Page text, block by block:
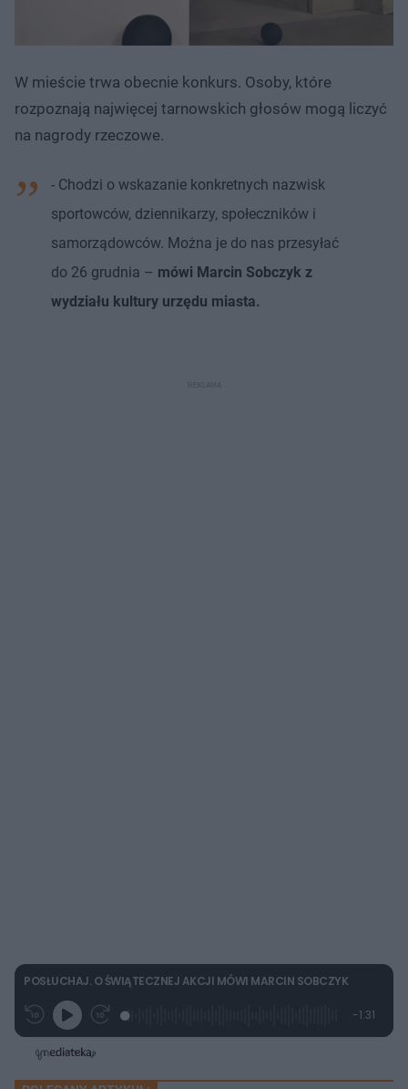
W mieście trwa obecnie konkurs. Osoby, które
rozpoznają najwięcej tarnowskich głosów mogą liczyć
na nagrody rzeczowe.
- Chodzi o wskazanie konkretnych nazwisk
sportowców, dziennikarzy, społeczników i
samorządowców. Można je do nas przesyłać
do 26 grudnia – mówi Marcin Sobczyk z
wydziału kultury urzędu miasta.
POSŁUCHAJ. O ŚWIĄTECZNEJ AKCJI MÓWI MARCIN SOBCZYK
G
r
a
j
P
z
e
w
z
a
:
P
o
ł
-1:31